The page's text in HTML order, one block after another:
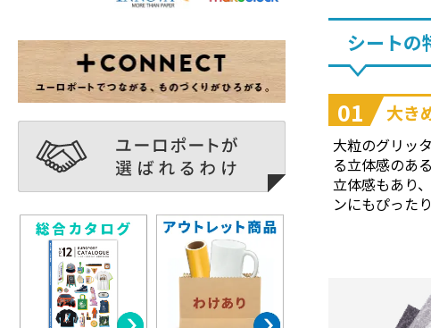
シートの
01 大き
大粒のグリッ
る立体感のあ
立体感もあり
ンにもぴった